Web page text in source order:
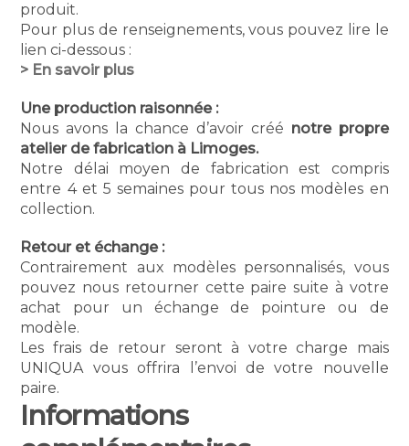
produit.
Pour plus de renseignements, vous pouvez lire le
lien ci-dessous :
> En savoir plus
Une production raisonnée :
Nous avons la chance d’avoir créé notre propre
atelier de fabrication à Limoges.
Notre délai moyen de fabrication est compris
entre 4 et 5 semaines pour tous nos modèles en
collection.
Retour et échange :
Contrairement aux modèles personnalisés, vous
pouvez nous retourner cette paire suite à votre
achat pour un échange de pointure ou de
modèle.
Les frais de retour seront à votre charge mais
UNIQUA vous offrira l’envoi de votre nouvelle
paire.
Informations